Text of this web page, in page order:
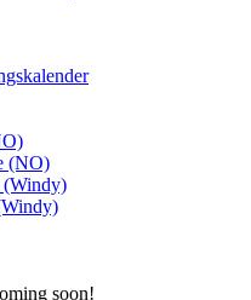
(NO)
(Windy)
soon!